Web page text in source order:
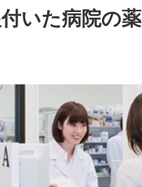
いた病院の薬